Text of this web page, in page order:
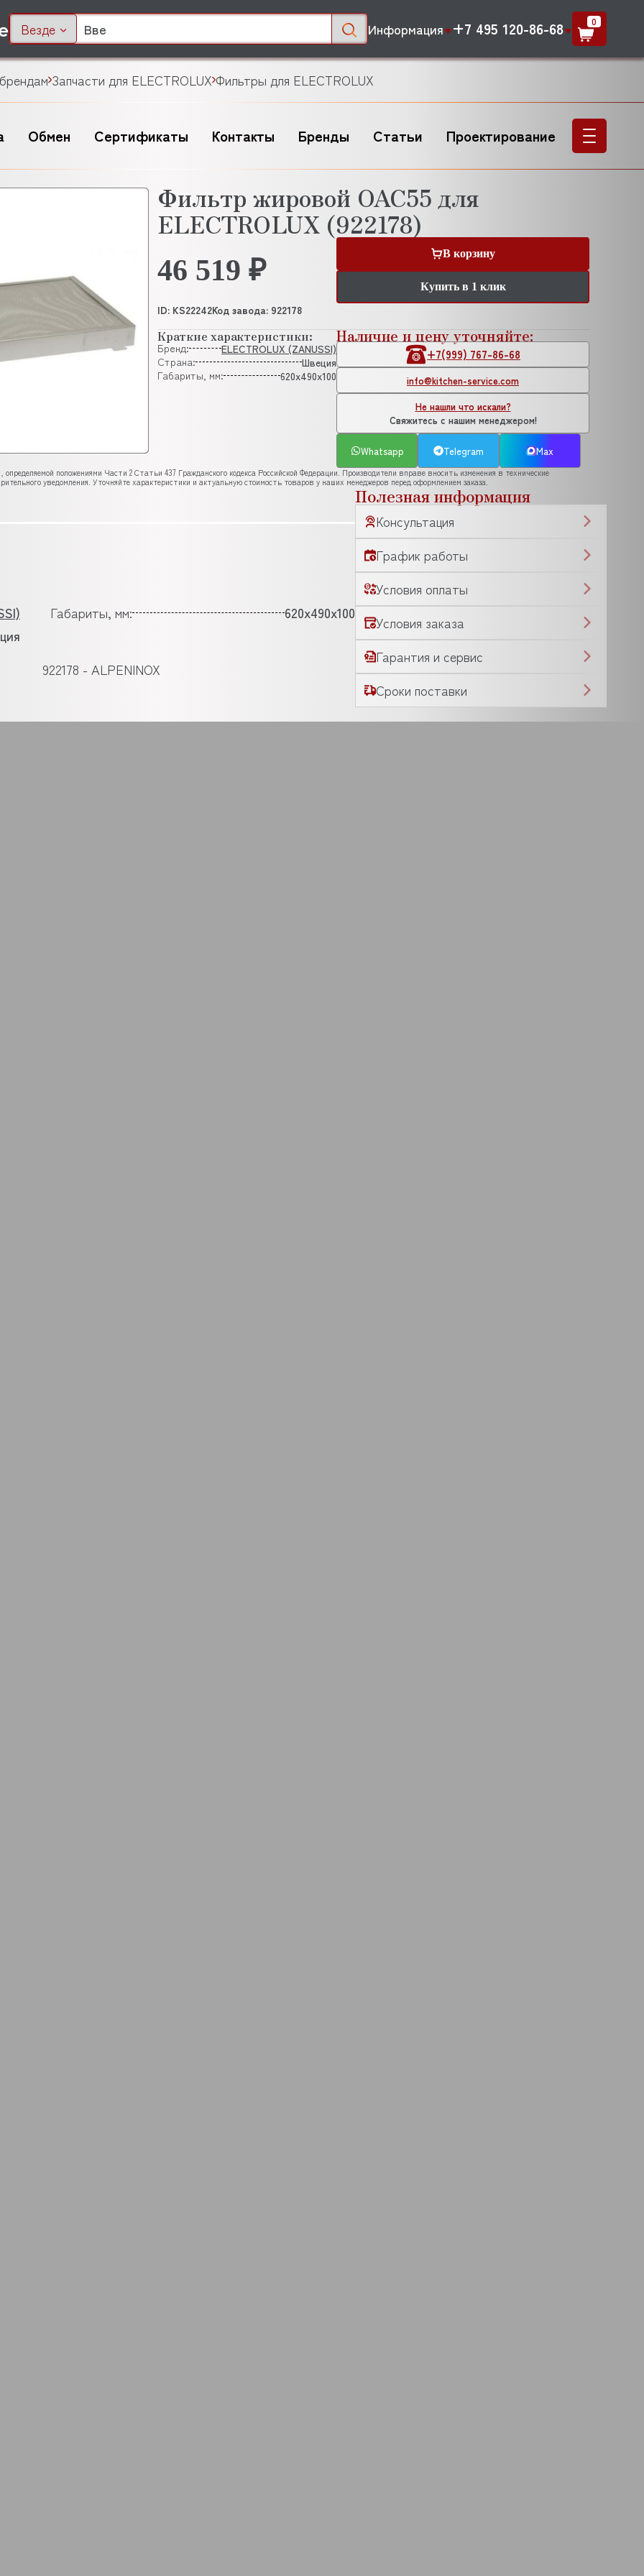
Везде Информация +7 495 120-86-68 0
Запчасти для ELECTROLUX Фильтры для ELECTROLUX
Обмен Сертификаты Контакты Бренды Статьи Проектирование
Фильтр жировой OAC55 для
ELECTROLUX (922178)
46 519 ₽
В корзину
Купить в 1 клик
ID: KS22242Код завода: 922178
Краткие характеристики:
Бренд:
ELECTROLUX (ZANUSSI)
Страна:
Швеция
Габариты, мм:
620x490x100
Наличие и цену уточняйте:
+7(999) 767-86-68
info@kitchen-service.com
Не нашли что искали?
Свяжитесь с нашим менеджером!
Whatsapp Telegram Max
положениями Части 2 Статьи 437 Гражданского кодекса Российской Федерации. Производители вправе вносить изменения в технические
уведомления. Уточняйте характеристики и актуальную стоимость товаров у наших менеджеров перед оформлением заказа.
Габариты, мм:
620x490x100
922178 - ALPENINOX
Полезная информация
Консультация
График работы
Условия оплаты
Условия заказа
Гарантия и сервис
Сроки поставки